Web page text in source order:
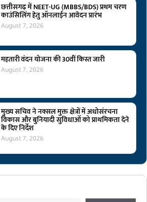
छत्तीसगढ़ में NEET-UG (MBBS/BDS) प्रथम चरण
काउंसिलिंग हेतु ऑनलाईन आवेदन प्रारंभ
August 7, 2026
महतारी वंदन योजना की 30वीं किस्त जारी
August 7, 2026
मुख्य सचिव ने नक्सल मुक्त क्षेत्रों में अधोसंरचना
विकास और बुनियादी सुविधाओं को प्राथमिकता देने
के दिए निर्देश
August 7, 2026